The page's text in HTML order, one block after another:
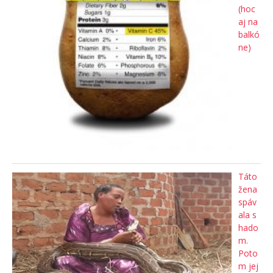
(hoc
aj na
balkó
ne)
Táto
žena
spáv
ala s
hado
m.
Poto
m jej